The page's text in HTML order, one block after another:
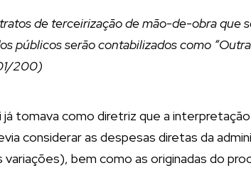
de terceirização de mão-de-obra que
públicos serão contabilizados como
200)
tomava como diretriz que a
considerar as despesas diretas da
bem como as originadas do